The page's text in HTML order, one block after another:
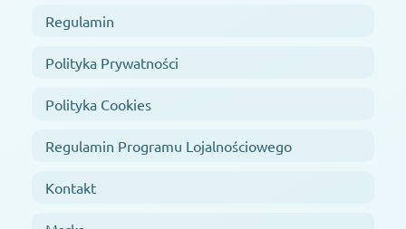
Regulamin
Polityka Prywatności
Polityka Cookies
Regulamin Programu Lojalnościowego
Kontakt